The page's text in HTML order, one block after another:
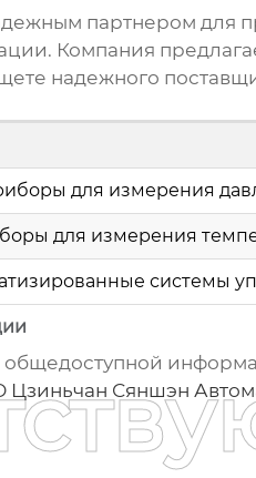
партнером для
Компания
надежного
для измерения
для измерения
системы
общедоступной
Сяншэн